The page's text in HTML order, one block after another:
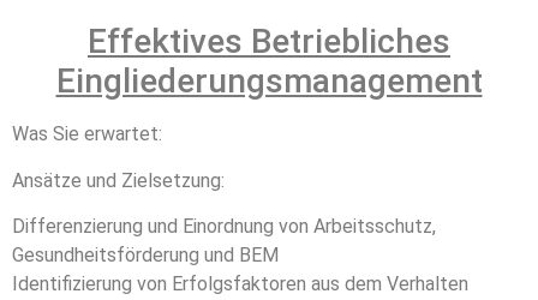
Effektives Betriebliches
Eingliederungsmanagement
Was Sie erwartet:
Ansätze und Zielsetzung:
Differenzierung und Einordnung von Arbeitsschutz,
Gesundheitsförderung und BEM
Identifizierung von Erfolgsfaktoren aus dem Verhalten